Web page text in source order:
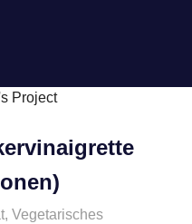
,Vegetarisches